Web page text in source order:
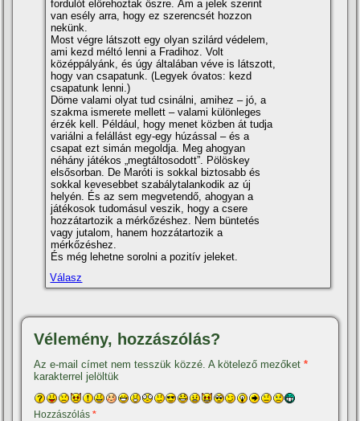
fordulót előrehoztak őszre. Ám a jelek szerint
van esély arra, hogy ez szerencsét hozzon
nekünk.
Most végre látszott egy olyan szilárd védelem,
ami kezd méltó lenni a Fradihoz. Volt
középpályánk, és úgy általában véve is látszott,
hogy van csapatunk. (Legyek óvatos: kezd
csapatunk lenni.)
Döme valami olyat tud csinálni, amihez – jó, a
szakma ismerete mellett – valami különleges
érzék kell. Például, hogy menet közben át tudja
variálni a felállást egy-egy húzással – és a
csapat ezt simán megoldja. Meg ahogyan
néhány játékos „megtáltosodott”. Pölöskey
elsősorban. De Maróti is sokkal biztosabb és
sokkal kevesebbet szabálytalankodik az új
helyén. És az sem megvetendő, ahogyan a
játékosok tudomásul veszik, hogy a csere
hozzátartozik a mérkőzéshez. Nem büntetés
vagy jutalom, hanem hozzátartozik a
mérkőzéshez.
És még lehetne sorolni a pozití­v jeleket.
Válasz
Vélemény, hozzászólás?
Az e-mail címet nem tesszük közzé. A kötelező mezőket*
karakterrel jelöltük
Hozzászólás*